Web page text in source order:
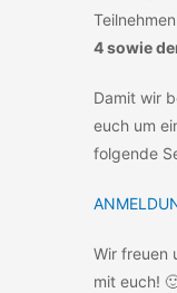
4 sowie
Damit wir
euch um
folgende
Wir freuen
mit euch!